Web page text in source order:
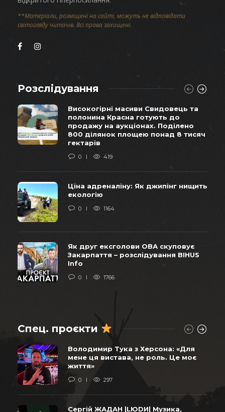
**Матеріали, розміщені на сайті, можуть не відповідати
світогляду читачів. Всі права захищені.
Розслідування
Високогірні масиви Свидовець та
полонина Красна готують до
продажу на аукціонах. Поділено
800 ділянок площею понад 8 тисяч
гектарів
0 419
Ціна адреналіну: Як джипінг нищить
екологію
0 1164
Як друг ексголови ОВА скуповує
Закарпаття – розслідування BIHUS
Info
0 1766
Спец. проєкти
Володимир Тука з Херсона: «Для
мене ця вистава, не роль. Це моє
життя»
0 297
Сергій ЖАДАН |LЮDИ| Музика,